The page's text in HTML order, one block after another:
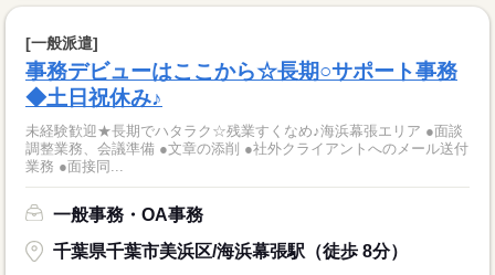
[一般派遣]
事務デビューはここから☆長期○サポート事務
◆土日祝休み♪
未経験歓迎★長期でハタラク☆残業すくなめ♪海浜幕張エリア ●面談
調整業務、会議準備 ●文章の添削 ●社外クライアントへのメール送付
業務 ●面接同...
一般事務・OA事務
千葉県千葉市美浜区/海浜幕張駅（徒歩 8分）